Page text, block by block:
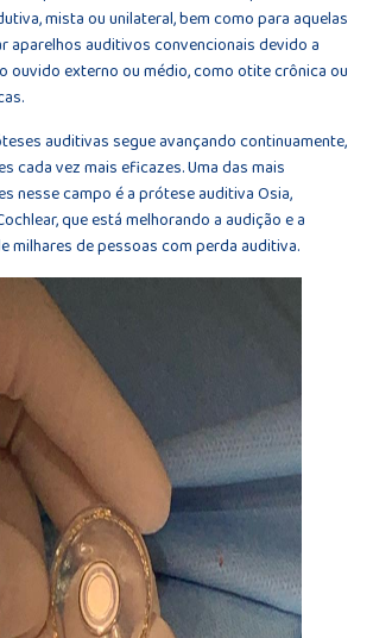
mista ou unilateral, bem como para aquelas
aparelhos auditivos convencionais devido a
ouvido externo ou médio, como otite crônica ou
auditivas segue avançando continuamente,
cada vez mais eficazes. Uma das mais
nesse campo é a prótese auditiva Osia,
que está melhorando a audição e a
milhares de pessoas com perda auditiva.